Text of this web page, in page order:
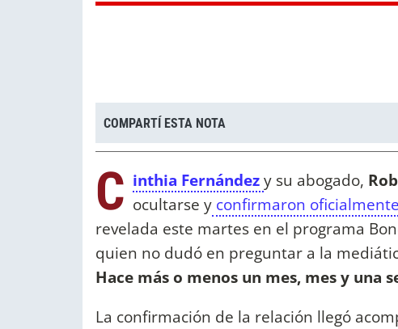
COMPARTÍ ESTA NOTA
C inthia Fernándezy su abogado,
ocultarse y confirmaron
revelada este martes en el programa
quien no dudó en preguntar a la
Hace más o menos un mes, mes y una
La confirmación de la relación llegó